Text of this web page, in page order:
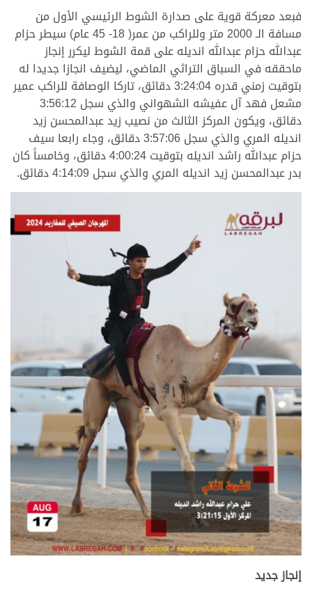
فبعد معركة قوية على صدارة الشوط الرئيسي الأول من
مسافة الـ 2000 متر وللراكب من عمر( 18- 45 عام) سيطر حزام
عبدالله حزام عبدالله انديله على قمة الشوط ليكرر إنجاز
ماحققه في السباق التراثي الماضي، ليضيف انجازا جديدا له
بتوقيت زمني قدره 3:24:04 دقائق، تاركا الوصافة للراكب عمير
مشعل فهد آل عفيشه الشهواني والذي سجل 3:56:12
دقائق، ويكون المركز الثالث من نصيب زيد عبدالمحسن زيد
انديله المري والذي سجل 3:57:06 دقائق، وجاء رابعا سيف
حزام عبدالله راشد انديله بتوقيت 4:00:24 دقائق، وخامساً كان
بدر عبدالمحسن زيد انديله المري والذي سجل 4:14:09 دقائق.
إنجاز جديد